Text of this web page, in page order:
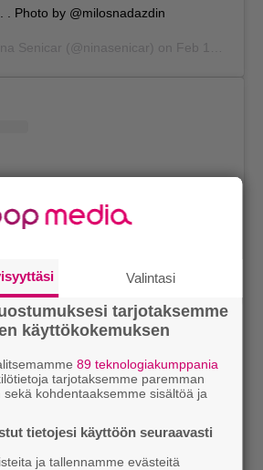
Photo by @milosnadazdin
Senicar (@ninasenicar) on Feb 15, 2019 at 9:06am PST
Valintasi
tarjotaksemme
käyttökokemuksen
89 teknologiakumppania
tarjotaksemme paremman
kohdentaaksemme sisältöä ja
tietojesi käyttöön seuraavasti
ja tallennamme evästeitä